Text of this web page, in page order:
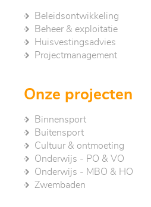
Beleidsontwikkeling
Beheer & exploitatie
Huisvestingsadvies
Project­management
Onze projecten
Binnensport
Buitensport
Cultuur & ontmoeting
Onderwijs - PO & VO
Onderwijs - MBO & HO
Zwembaden